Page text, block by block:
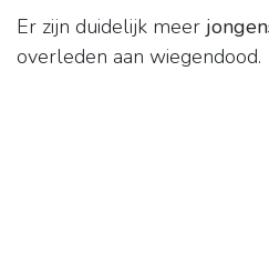
Er zijn duidelijk meer
overleden aan wiegendood.